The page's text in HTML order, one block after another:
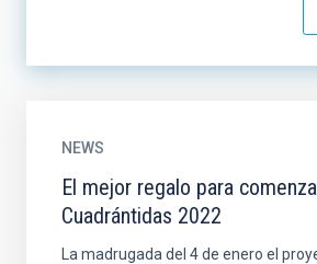
NEWS
El mejor regalo para
Cuadrántidas 2022
La madrugada del 4 de enero el